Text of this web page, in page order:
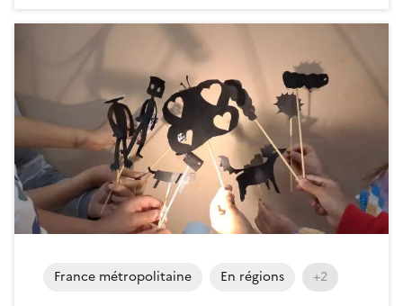
France métropolitaine En régions +2